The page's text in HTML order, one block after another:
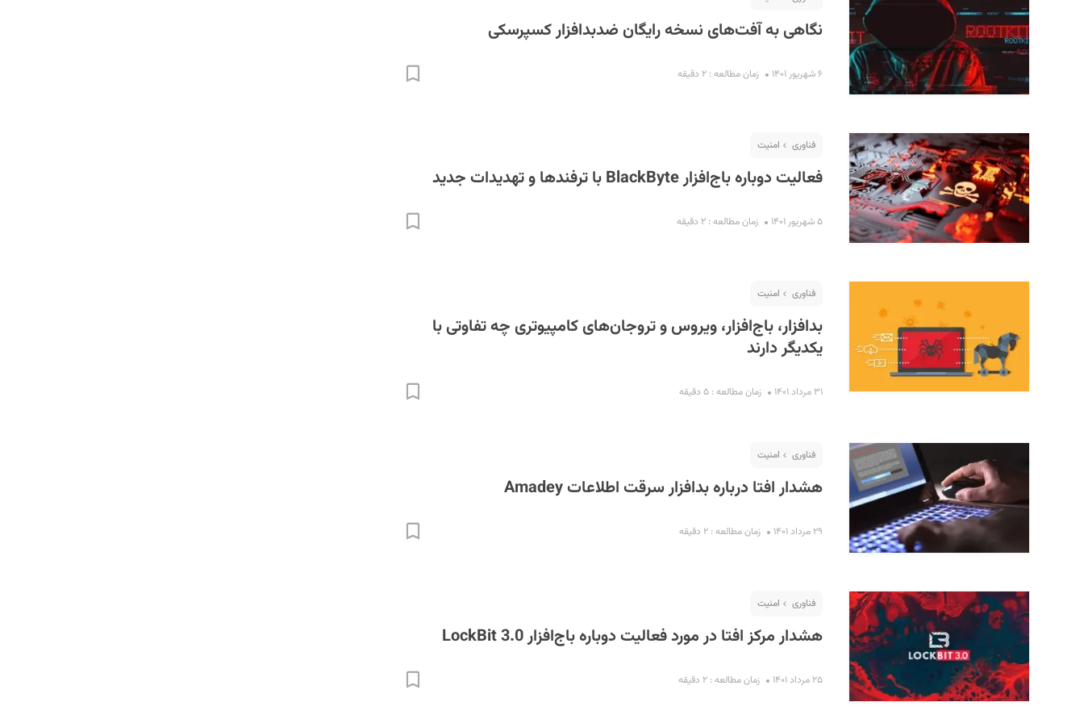
کنید.
نگاهی به آفت‌های نسخه رایگان ضدبدافزار کسپرسکی
۶ شهریور ۱۴۰۱ زمان مطالعه : ۲ دقیقه
فناوری امنیت
فعالیت دوباره باج‌افزار BlackByte با ترفندها و تهدیدات جدید
۵ شهریور ۱۴۰۱ زمان مطالعه : ۲ دقیقه
فناوری امنیت
بدافزار، باج‌افزار، ویروس و تروجان‌های کامپیوتری چه تفاوتی با
یکدیگر دارند
۳۱ مرداد ۱۴۰۱ زمان مطالعه : ۵ دقیقه
فناوری امنیت
هشدار افتا درباره بدافزار سرقت اطلاعات Amadey
۲۹ مرداد ۱۴۰۱ زمان مطالعه : ۲ دقیقه
فناوری امنیت
هشدار مرکز افتا در مورد فعالیت دوباره باج‌افزار LockBit 3.0
۲۵ مرداد ۱۴۰۱ زمان مطالعه : ۲ دقیقه